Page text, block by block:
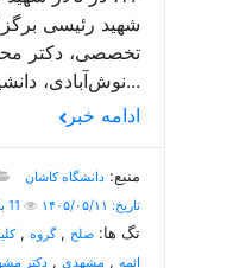
شهید رئیسی
تخصصی، دکتر
نوش‌آبادی، دانشیار گروه اد...
ادامه خبر
منبع:دانشگاه کاشان
تاریخ: ۱۴۰۵/۰۵/۱۱
تگ ها:صلح ,گروه ,
ائمه , مشهدی ,دکتر